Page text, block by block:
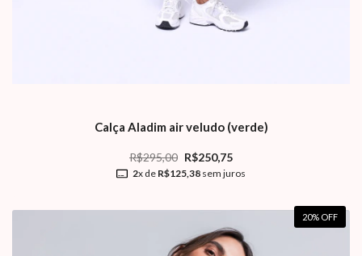
Calça Aladim air veludo (verde)
R$295,00 R$250,75
2x de R$125,38sem juros
20% OFF